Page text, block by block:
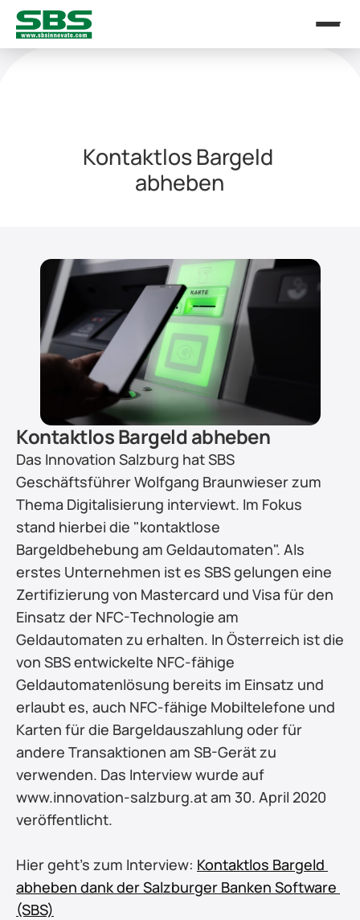
Kontaktlos Bargeld
abheben
Kontaktlos Bargeld abheben
Das Innovation Salzburg hat SBS
Geschäftsführer Wolfgang Braunwieser zum
Thema Digitalisierung interviewt. Im Fokus
stand hierbei die "kontaktlose
Bargeldbehebung am Geldautomaten". Als
erstes Unternehmen ist es SBS gelungen eine
Zertifizierung von Mastercard und Visa für den
Einsatz der NFC-Technologie am
Geldautomaten zu erhalten. In Österreich ist die
von SBS entwickelte NFC-fähige
Geldautomatenlösung bereits im Einsatz und
erlaubt es, auch NFC-fähige Mobiltelefone und
Karten für die Bargeldauszahlung oder für
andere Transaktionen am SB-Gerät zu
verwenden. Das Interview wurde auf
www.innovation-salzburg.at am 30. April 2020
veröffentlicht.
Hier geht's zum Interview: Kontaktlos Bargeld
abheben dank der Salzburger Banken Software
(SBS)